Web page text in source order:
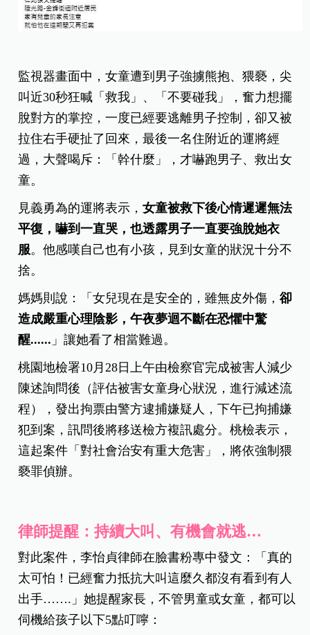
監視器畫面中，女童遭到男子強擄熊抱、猥褻，尖
叫近30秒狂喊「救我」、「不要碰我」，奮力想擺
脫對方的掌控，一度已經要逃離男子控制，卻又被
拉住右手硬扯了回來，最後一名住附近的運將經
過，大聲喝斥：「幹什麼」，才嚇跑男子、救出女
童。
見義勇為的運將表示，女童被救下後心情遲遲無法
平復，嚇到一直哭，也透露男子一直要強脫她衣
服。他感嘆自己也有小孩，見到女童的狀況十分不
捨。
媽媽則說：「女兒現在是安全的，雖無皮外傷，卻
造成嚴重心理陰影，午夜夢迴不斷在恐懼中驚
醒...... 」讓她看了相當難過。
桃園地檢署10月28日上午由檢察官完成被害人減少
陳述詢問後（評估被害女童身心狀況，進行減述流
程），發出拘票由警方逮捕嫌疑人，下午已拘捕嫌
犯到案，訊問後將移送檢方複訊處分。桃檢表示，
這起案件「對社會治安有重大危害」，將依強制猥
褻罪偵辦。
律師提醒：持續大叫、有機會就逃…
對此案件，李怡貞律師在臉書粉專中發文：「真的
太可怕！已經奮力抵抗大叫這麼久都沒有看到有人
出手…….」她提醒家長，不管男童或女童，都可以
伺機給孩子以下5點叮嚀：